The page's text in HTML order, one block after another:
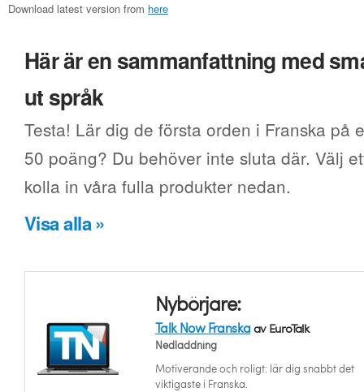
Download latest version from here
Här är en sammanfattning med
ut språk
Testa! Lär dig de första orden i Franska på
50 poäng? Du behöver inte sluta där. Välj
kolla in våra fulla produkter nedan.
Visa alla »
Nybörjare:
Talk Now Franskaav EuroTalk
Nedladdning
Motiverande och roligt: lär dig snabbt det
viktigaste i Franska.